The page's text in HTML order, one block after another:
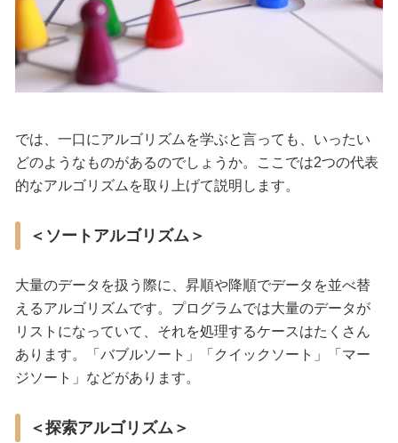
では、一口にアルゴリズムを学ぶと言っても、いったい
どのようなものがあるのでしょうか。ここでは2つの代表
的なアルゴリズムを取り上げて説明します。
＜ソートアルゴリズム＞
大量のデータを扱う際に、昇順や降順でデータを並べ替
えるアルゴリズムです。プログラムでは大量のデータが
リストになっていて、それを処理するケースはたくさん
あります。「バブルソート」「クイックソート」「マー
ジソート」などがあります。
＜探索アルゴリズム＞